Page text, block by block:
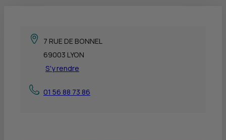
7 RUE DE BONNEL
69003 LYON
S'y rendre
01 56 88 73 86